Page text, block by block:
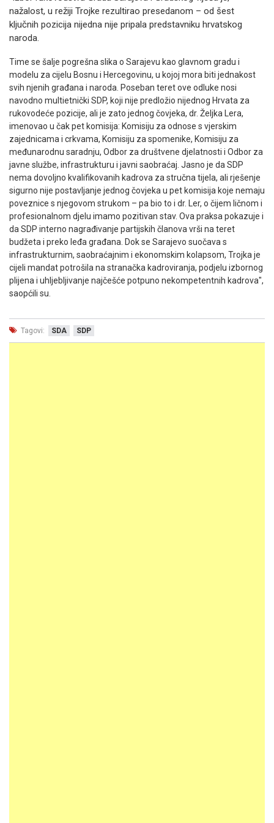
nažalost, u režiji Trojke rezultirao presedanom – od šest
ključnih pozicija nijedna nije pripala predstavniku hrvatskog
naroda.
Time se šalje pogrešna slika o Sarajevu kao glavnom gradu i
modelu za cijelu Bosnu i Hercegovinu, u kojoj mora biti jednakost
svih njenih građana i naroda. Poseban teret ove odluke nosi
navodno multietnički SDP, koji nije predložio nijednog Hrvata za
rukovodeće pozicije, ali je zato jednog čovjeka, dr. Željka Lera,
imenovao u čak pet komisija: Komisiju za odnose s vjerskim
zajednicama i crkvama, Komisiju za spomenike, Komisiju za
međunarodnu saradnju, Odbor za društvene djelatnosti i Odbor za
javne službe, infrastrukturu i javni saobraćaj. Jasno je da SDP
nema dovoljno kvalifikovanih kadrova za stručna tijela, ali rješenje
sigurno nije postavljanje jednog čovjeka u pet komisija koje nemaju
poveznice s njegovom strukom – pa bio to i dr. Ler, o čijem ličnom i
profesionalnom djelu imamo pozitivan stav. Ova praksa pokazuje i
da SDP interno nagrađivanje partijskih članova vrši na teret
budžeta i preko leđa građana. Dok se Sarajevo suočava s
infrastrukturnim, saobraćajnim i ekonomskim kolapsom, Trojka je
cijeli mandat potrošila na stranačka kadroviranja, podjelu izbornog
plijena i uhljebljivanje najčešće potpuno nekompetentnih kadrova",
saopćili su.
Tagovi: SDA SDP